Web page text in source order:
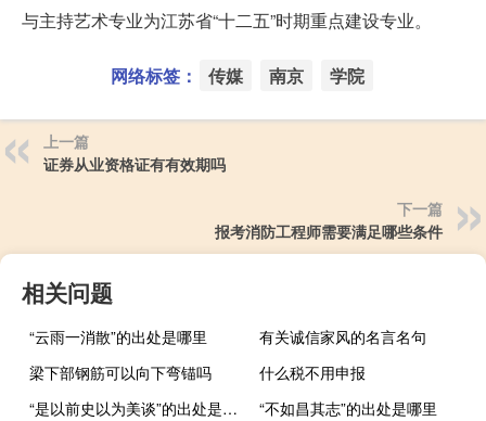
与主持艺术专业为江苏省“十二五”时期重点建设专业。
网络标签： 传媒 南京 学院
上一篇
证券从业资格证有有效期吗
下一篇
报考消防工程师需要满足哪些条件
相关问题
“云雨一消散”的出处是哪里
有关诚信家风的名言名句
梁下部钢筋可以向下弯锚吗
什么税不用申报
“是以前史以为美谈”的出处是哪里
“不如昌其志”的出处是哪里